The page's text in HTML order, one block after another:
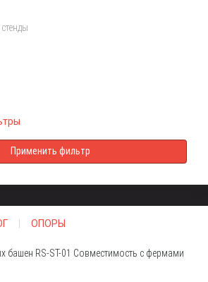
ОПОРЫ
башен RS-ST-01 Совместимость с фермами